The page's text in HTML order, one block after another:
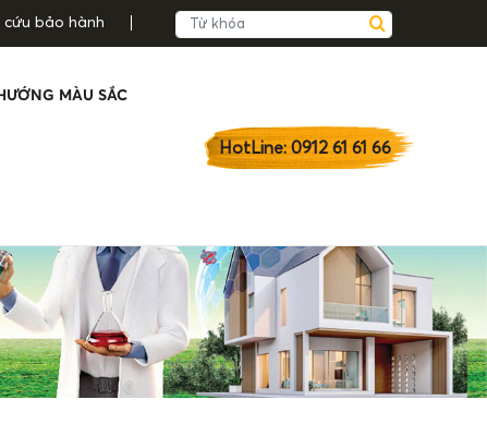
cứu bảo hành
MÀU SẮC
HotLine: 0912 61 61 66